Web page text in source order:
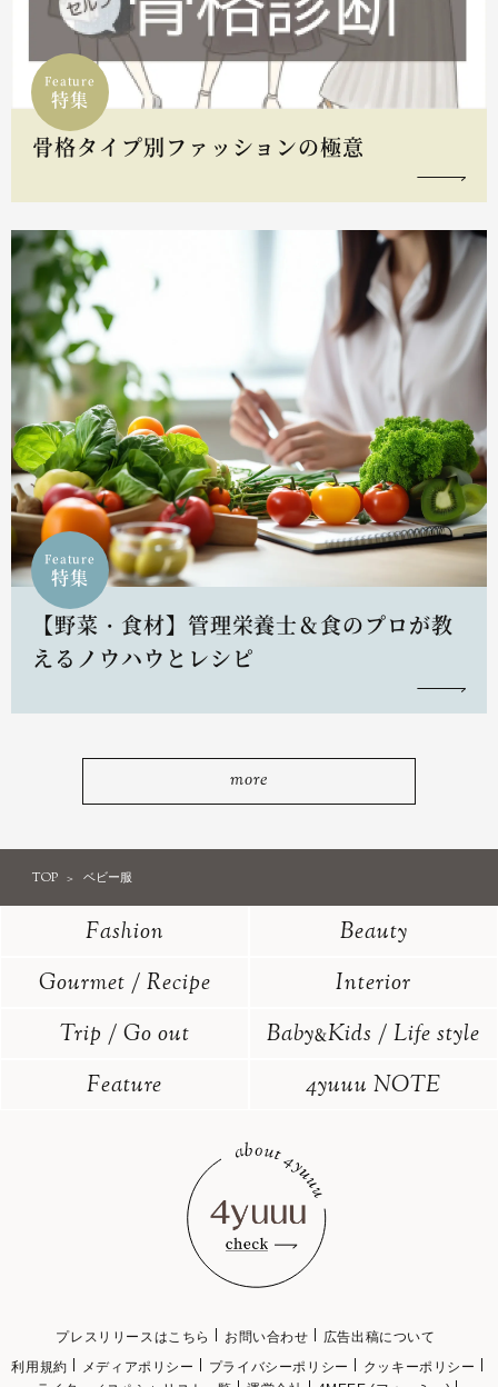
Feature
特集
骨格タイプ別ファッションの極意
Feature
特集
【野菜・食材】管理栄養士＆食のプロが教
えるノウハウとレシピ
more
TOP ベビー服
Fashion
Beauty
Gourmet / Recipe
Interior
Trip / Go out
Baby&Kids / Life style
Feature
4yuuu NOTE
プレスリリースはこちら お問い合わせ
広告出稿について
利用規約
メディアポリシー プライバシーポリシー
クッキーポリシー